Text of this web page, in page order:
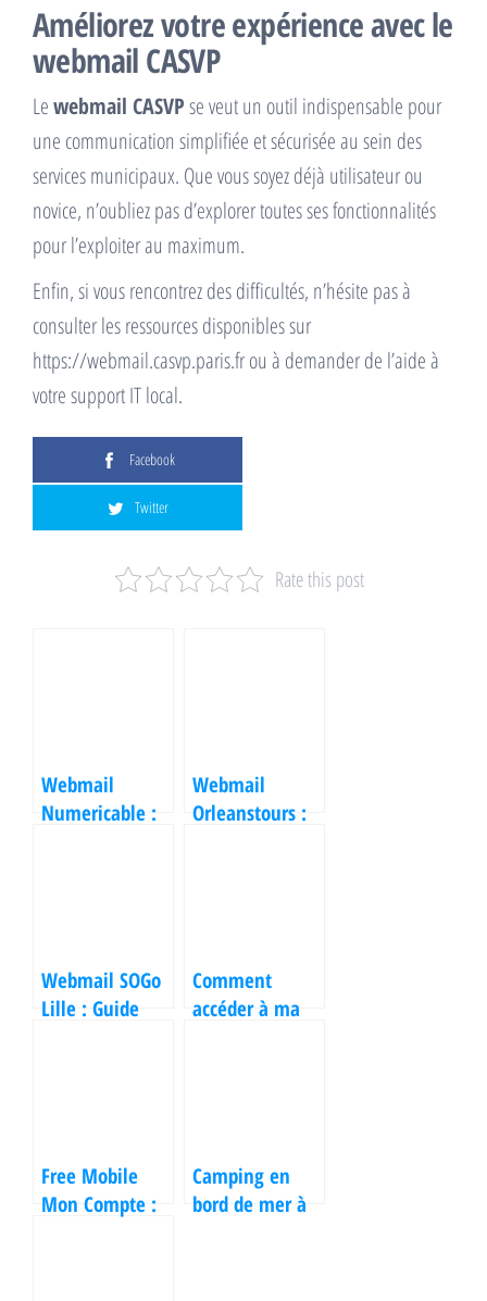
Améliorez votre expérience avec le
webmail CASVP
Lewebmail CASVPse veut un outil indispensable pour
une communication simplifiée et sécurisée au sein des
services municipaux. Que vous soyez déjà utilisateur ou
novice, n’oubliez pas d’explorer toutes ses fonctionnalités
pour l’exploiter au maximum.
Enfin, si vous rencontrez des difficultés, n’hésite pas à
consulter les ressources disponibles sur
https://webmail.casvp.paris.fr ou à demander de l’aide à
votre support IT local.
Facebook
Twitter
Rate this post
Webmail
Numericable :
Webmail
Orleanstours :
Webmail SOGo
Lille : Guide
Comment
accéder à ma
Free Mobile
Mon Compte :
Camping en
bord de mer à